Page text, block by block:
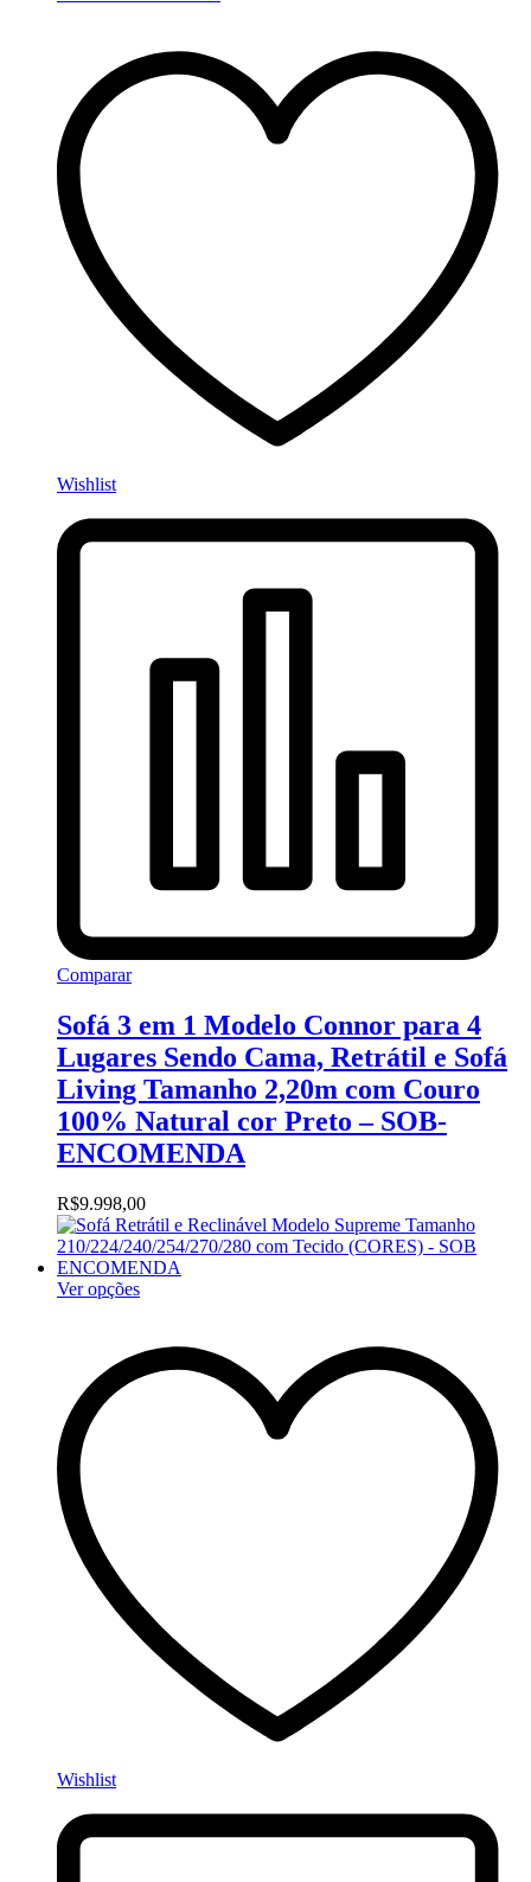
Wishlist
Comparar
Sofá 3 em 1 Modelo Connor para 4
Lugares Sendo Cama, Retrátil e Sofá
Living Tamanho 2,20m com Couro
100% Natural cor Preto – SOB-
ENCOMENDA
R$9.998,00
Ver opções
Wishlist